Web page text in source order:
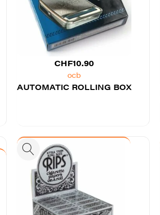
CHF10.90
ocb
AUTOMATIC ROLLING BOX